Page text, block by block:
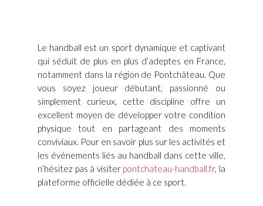
Le handball est un sport dynamique et captivant
qui séduit de plus en plus d’adeptes en France,
notamment dans la région de Pontchâteau. Que
vous soyez joueur débutant, passionné ou
simplement curieux, cette discipline offre un
excellent moyen de développer votre condition
physique tout en partageant des moments
conviviaux. Pour en savoir plus sur les activités et
les événements liés au handball dans cette ville,
n’hésitez pas à visiter pontchateau-handball.fr, la
plateforme officielle dédiée à ce sport.